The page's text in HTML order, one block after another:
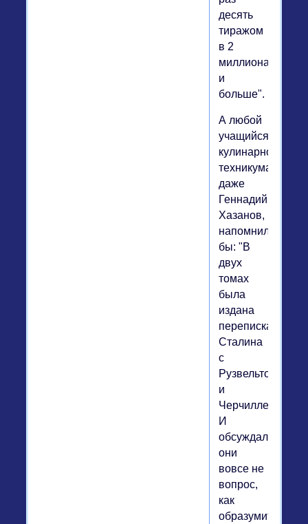
десять
тиражом
в 2
миллиона
и
больше".
А любой
учащийся
кулинарного
техникума,
даже
Геннадий
Хазанов,
напомнил
бы: "В
двух
томах
была
издана
переписка
Сталина
с
Рузвельтом
и
Черчиллем.
И
обсуждали
они
вовсе не
вопрос,
как
образумить